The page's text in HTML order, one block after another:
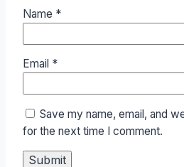
Name *
Email *
Save my name, email, and
for the next time I comment.